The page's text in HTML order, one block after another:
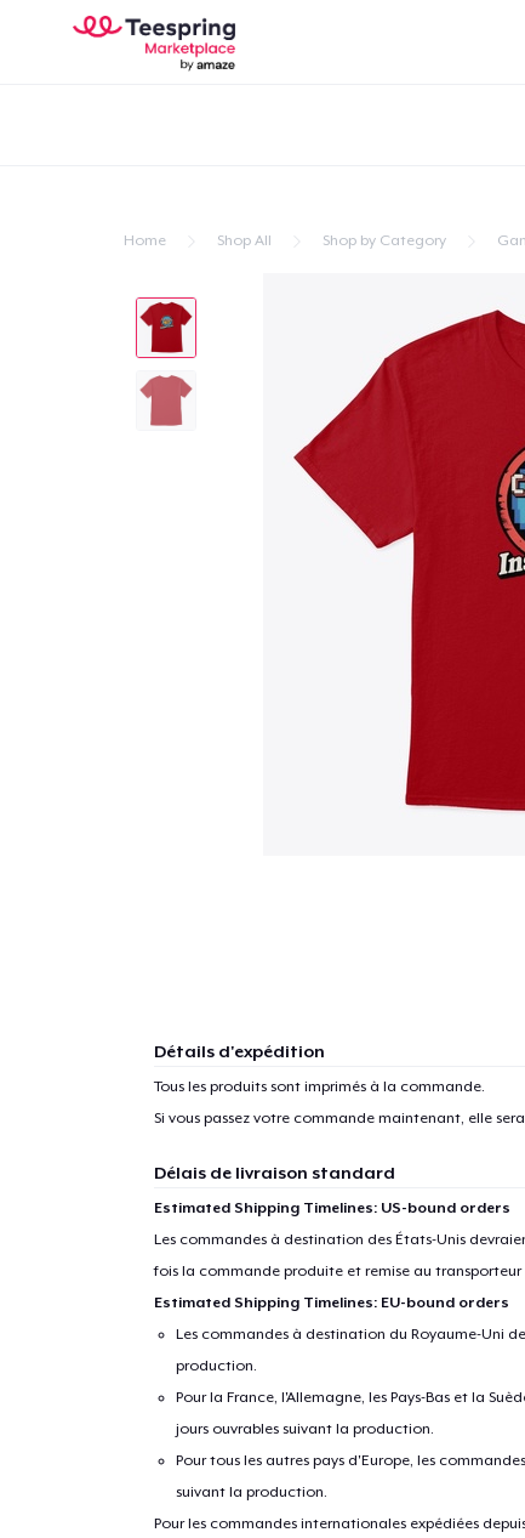
Home Shop All Shop by Category
Détails d'expédition
Tous les produits sont imprimés à la commande.
Si vous passez votre commande maintenant, elle
Délais de livraison standard
Estimated Shipping Timelines: US-bound orders
Les commandes à destination des États-Unis
fois la commande produite et remise au transporteur
Estimated Shipping Timelines: EU-bound orders
Les commandes à destination du Royaume-Uni
production.
Pour la France, l'Allemagne, les Pays-Bas et la
jours ouvrables suivant la production.
Pour tous les autres pays d'Europe, les
suivant la production.
Pour les commandes internationales expédiées